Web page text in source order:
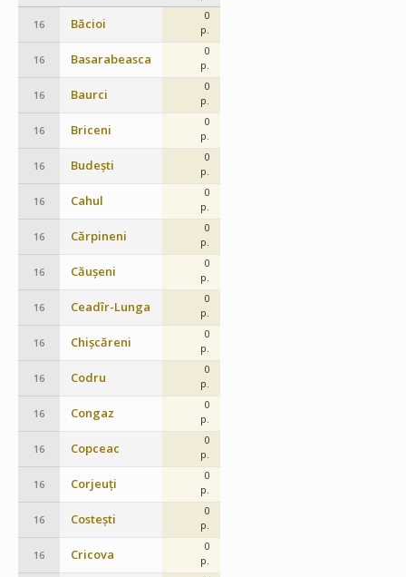
16 Băcioi
0
p.
16 Basarabeasca
0
p.
16 Baurci
0
p.
16 Briceni
0
p.
16 Budești
0
p.
16 Cahul
0
p.
16 Cărpineni
0
p.
16 Căușeni
0
p.
16 Ceadîr-Lunga
0
p.
16 Chișcăreni
0
p.
16 Codru
0
p.
16 Congaz
0
p.
16 Copceac
0
p.
16 Corjeuți
0
p.
16 Costești
0
p.
16 Cricova
0
p.